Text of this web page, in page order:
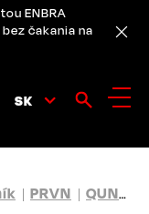
ENBRA
čakania na
SK
PRVN QUNDIS - Rádiový odpočet dát